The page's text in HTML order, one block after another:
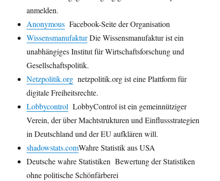
anmelden.
Anonymous Facebook-Seite der Organisation
WissensmanufakturDie Wissensmanufaktur ist ein
unabhängiges Institut für Wirtschaftsforschung und
Gesellschaftspolitik.
Netzpolitik.org netzpolitik.org ist eine Plattform für
digitale Freiheitsrechte.
Lobbycontrol LobbyControl ist ein gemeinnütziger
Verein, der über Machtstrukturen und Einflussstrategien
in Deutschland und der EU aufklären will.
shadowstats.comWahre Statistik aus USA
Deutsche wahre Statistiken Bewertung der Statistiken
ohne politische Schönfärberei